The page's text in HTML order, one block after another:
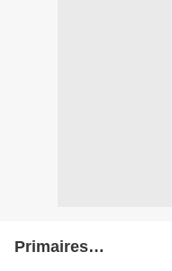
Primaires…